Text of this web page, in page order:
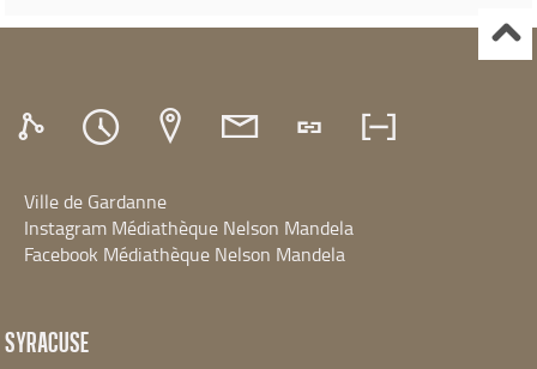
Ville de Gardanne
Instagram Médiathèque Nelson Mandela
Facebook Médiathèque Nelson Mandela
SYRACUSE